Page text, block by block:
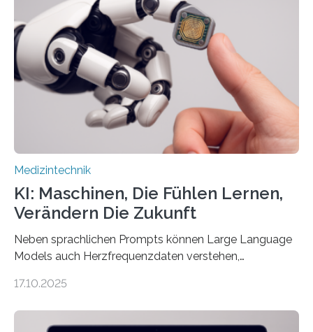
HSHL verantwortet die wissenschaftliche Begleitung
sowie die KI-gestützte Datenauswertung. Das Ziel ist
die Entwicklung eines berührungslosen
Assistenzsystems, das den Zustand der Person
kontinuierlich erfasst, pflegende Personen unterstützt
und in Notfällen selbstständig Alarm schlägt. „Die Idee
Medizintechnik
KI: Maschinen, Die Fühlen Lernen,
Verändern Die Zukunft
Neben sprachlichen Prompts können Large Language
Models auch Herzfrequenzdaten verstehen,
haben Dr. Morris Gellisch, ehemals an der Ruhr-
und Boris Burr von der Ruhr-Universität Bochum in
17.10.2025